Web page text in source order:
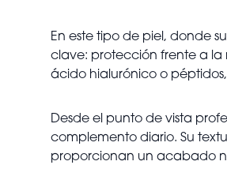
En este tipo de piel, donde
clave: protección frente a la
ácido hialurónico o
Desde el punto de vista
complemento diario. Su
proporcionan un acabado